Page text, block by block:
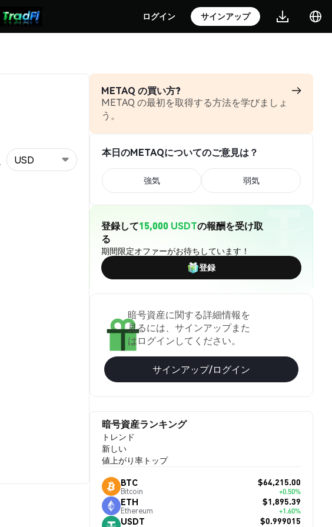
ログイン サインアップ
USD
METAQ の買い方?
METAQ の最初を取得する方法を学びましょ
う。
本日のMETAQについてのご意見は？
強気 弱気
登録して15,000 USDTの報酬を受け取
る
期間限定オファーがお待ちしています！
登録
暗号資産に関する詳細情報を
見るには、サインアップまた
はログインしてください。
サインアップ/ログイン
暗号資産ランキング
トレンド
新しい
値上がり率トップ
BTC
Bitcoin
$64,215.00
+0.50%
ETH
Ethereum
$1,895.39
+1.60%
USDT $0.999015